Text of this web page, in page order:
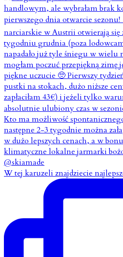
W tej karuzeli znajdziecie